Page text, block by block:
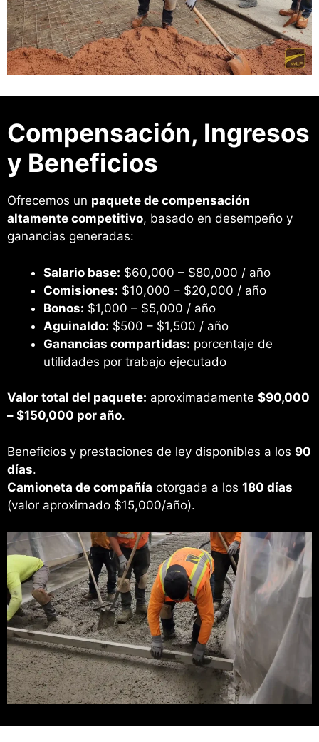
Compensación, Ingresos
y Beneficios
Ofrecemos un paquete de compensación
altamente competitivo, basado en desempeño y
ganancias generadas:
Salario base: $60,000 – $80,000 / año
Comisiones: $10,000 – $20,000 / año
Bonos: $1,000 – $5,000 / año
Aguinaldo: $500 – $1,500 / año
Ganancias compartidas: porcentaje de
utilidades por trabajo ejecutado
Valor total del paquete: aproximadamente $90,000
– $150,000 por año.
Beneficios y prestaciones de ley disponibles a los 90
días.
Camioneta de compañía otorgada a los 180 días
(valor aproximado $15,000/año).